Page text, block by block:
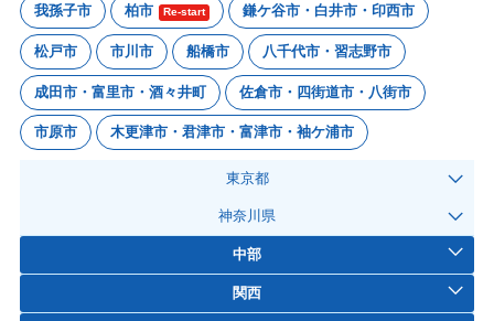
我孫子市 柏市 Re-start 鎌ケ谷市・白井市・印西市
松戸市 市川市 船橋市 八千代市・習志野市
成田市・富里市・酒々井町 佐倉市・四街道市・八街市
市原市 木更津市・君津市・富津市・袖ケ浦市
東京都
神奈川県
中部
関西